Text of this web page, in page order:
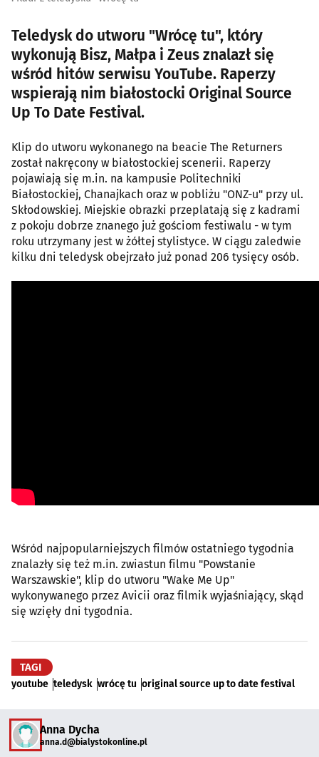
Teledysk do utworu "Wrócę tu", który
wykonują Bisz, Małpa i Zeus znalazł się
wśród hitów serwisu YouTube. Raperzy
wspierają nim białostocki Original Source
Up To Date Festival.
Klip do utworu wykonanego na beacie The Returners
został nakręcony w białostockiej scenerii. Raperzy
pojawiają się m.in. na kampusie Politechniki
Białostockiej, Chanajkach oraz w pobliżu "ONZ-u" przy ul.
Skłodowskiej. Miejskie obrazki przeplatają się z kadrami
z pokoju dobrze znanego już gościom festiwalu - w tym
roku utrzymany jest w żółtej stylistyce. W ciągu zaledwie
kilku dni teledysk obejrzało już ponad 206 tysięcy osób.
Wśród najpopularniejszych filmów ostatniego tygodnia
znalazły się też m.in. zwiastun filmu "Powstanie
Warszawskie", klip do utworu "Wake Me Up"
wykonywanego przez Avicii oraz filmik wyjaśniający, skąd
się wzięły dni tygodnia.
TAGI
youtube teledysk wrócę tu original source up to date festival
Anna Dycha
anna.d@bialystokonline.pl